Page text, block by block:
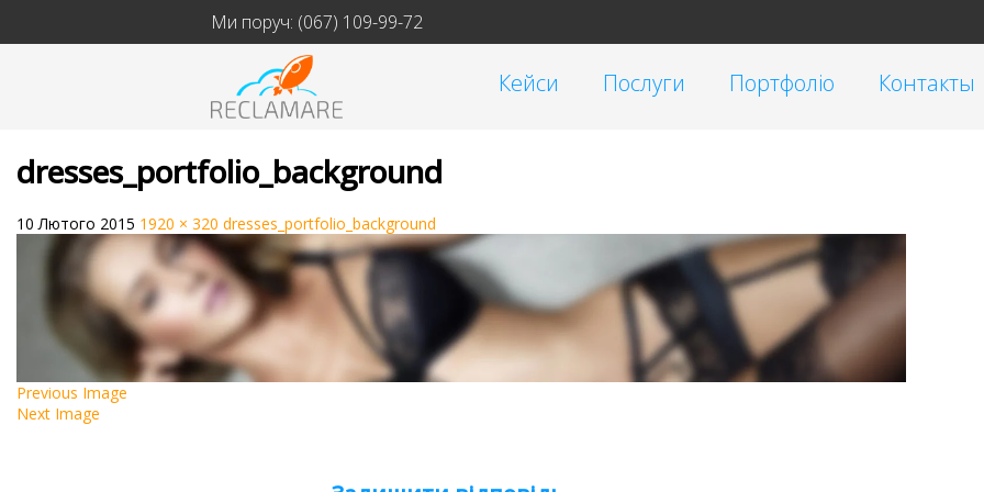
Ми поруч: (067) 109-99-72
Кейси Послуги
Контекстна реклама Google Ads
Очистка репутации SERM
Портфоліо
Інтернет-магазини
Брендинг
Автомагазини
Контакты
dresses_portfolio_background
10 Лютого 2015 1920 × 320 dresses_portfolio_background
Previous Image
Next Image